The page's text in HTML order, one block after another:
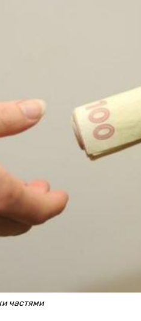
частями